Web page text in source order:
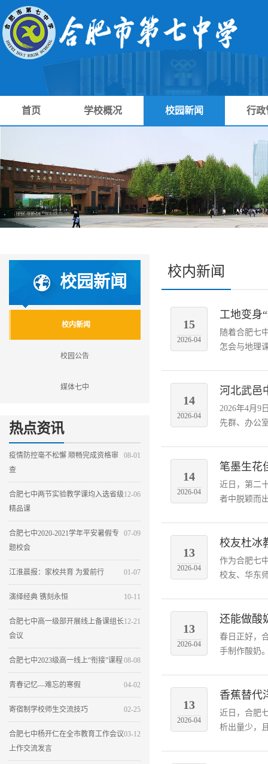
首页 学校概况 校园新闻 行政
校园新闻
校内新闻
校园公告
媒体七中
热点资讯
08-01
疫情防控毫不松懈 顺畅完成资格审
查
12-06
合肥七中两节实验教学课均入选省级
精品课
07-09
合肥七中2020-2021学年平安暑假专
题校会
01-07
江淮晨报：家校共育 为爱前行
10-11
演绎经典 镌刻永恒
12-21
合肥七中高一级部开展线上备课组长
会议
08-08
合肥七中2023级高一线上“衔接”课程
04-02
青春记忆—难忘的寒假
02-25
寄宿制学校师生交流技巧
03-12
合肥七中杨开仁在全市教育工作会议
上作交流发言
校内新闻
15
2026-04
工地变身
随着合肥七
怎会与地理
14
2026-04
河北武邑
2026年4月9
先群、办公
14
2026-04
笔墨生花
近日，第二
者中脱颖而
13
2026-04
校友杜冰
作为合肥七
校友、华东
13
2026-04
还能做酸
春日正好，
手制作酸奶
13
2026-04
香蕉替代
近日，合肥
析出量少，